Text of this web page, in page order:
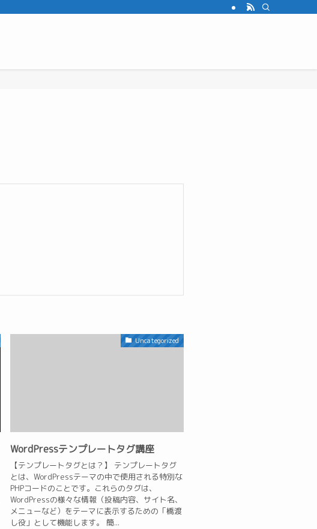
Uncategorized
WordPressテンプレートタグ講座
【テンプレートタグとは？】 テンプレートタグ
とは、WordPressテーマの中で使用される特別な
PHPコードのことです。これらのタグは、
WordPressの様々な情報（投稿内容、サイト名、
メニューなど）をテーマに表示するための「橋渡
し役」として機能します。 簡...